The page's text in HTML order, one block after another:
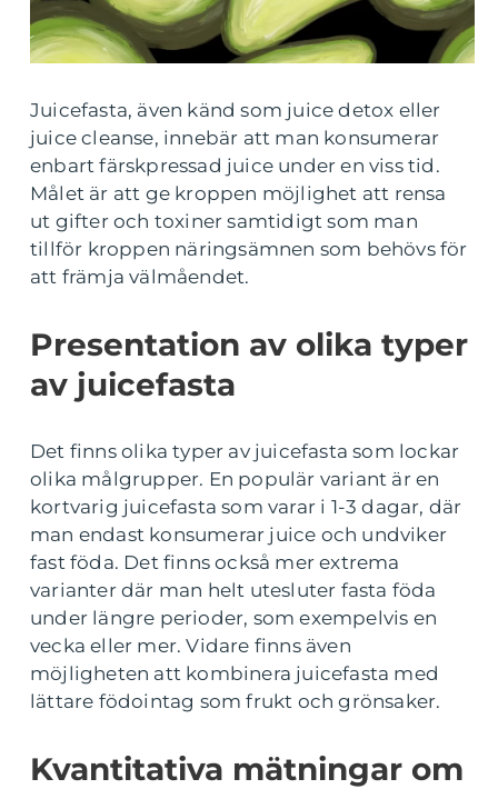
Juicefasta, även känd som juice detox eller
juice cleanse, innebär att man konsumerar
enbart färskpressad juice under en viss tid.
Målet är att ge kroppen möjlighet att rensa
ut gifter och toxiner samtidigt som man
tillför kroppen näringsämnen som behövs för
att främja välmåendet.
Presentation av olika typer
av juicefasta
Det finns olika typer av juicefasta som lockar
olika målgrupper. En populär variant är en
kortvarig juicefasta som varar i 1-3 dagar, där
man endast konsumerar juice och undviker
fast föda. Det finns också mer extrema
varianter där man helt utesluter fasta föda
under längre perioder, som exempelvis en
vecka eller mer. Vidare finns även
möjligheten att kombinera juicefasta med
lättare födointag som frukt och grönsaker.
Kvantitativa mätningar om